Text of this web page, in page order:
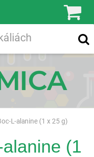
L-alanine (1 x 25 g)
(1